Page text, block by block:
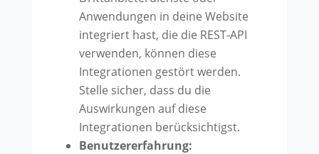
Anwendungen in deine Website
integriert hast, die die REST-API
verwenden, können diese
Integrationen gestört werden.
Stelle sicher, dass du die
Auswirkungen auf diese
Integrationen berücksichtigst.
Benutzererfahrung: